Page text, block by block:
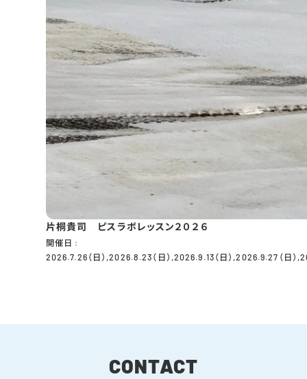
片桐貴司 ピスラボレッスン２０２６
開催日 :
2026.7.26（日）,2026.8.23（日）,2026.9.13（日）,2026.9.27（日）
CONTACT